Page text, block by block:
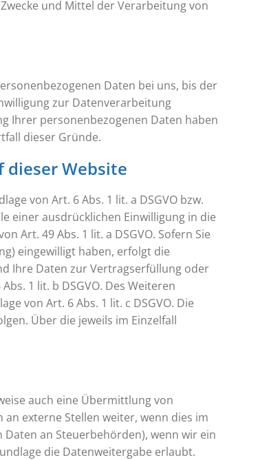
und Mittel der Verarbeitung von
Daten bei uns, bis der
zur Datenverarbeitung
Ihrer personenbezogenen Daten haben
dieser Gründe.
dieser Website
von Art. 6 Abs. 1 lit. a DSGVO bzw.
einer ausdrücklichen Einwilligung in die
Art. 49 Abs. 1 lit. a DSGVO. Sofern Sie
eingewilligt haben, erfolgt die
Ihre Daten zur Vertragserfüllung oder
1 lit. b DSGVO. Des Weiteren
von Art. 6 Abs. 1 lit. c DSGVO. Die
Über die jeweils im Einzelfall
auch eine Übermittlung von
externe Stellen weiter, wenn dies im
an Steuerbehörden), wenn wir ein
die Datenweitergabe erlaubt.